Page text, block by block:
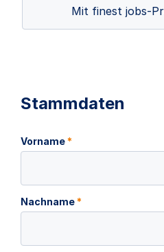
Mit finest jobs-
Stammdaten
Vorname*
Nachname*